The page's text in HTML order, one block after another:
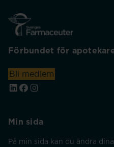
Förbundet för
Bli medlem
Min sida
På min sida kan du ändra